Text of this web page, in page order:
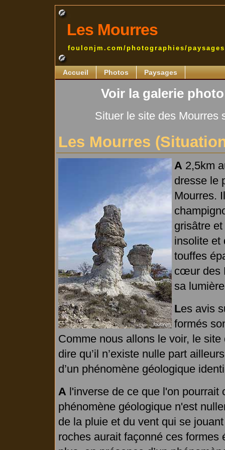
Les Mourres
foulonjm.com/photographies/paysages
Accueil Photos Paysages
Voir la galerie
Situer le site des Mourres
Les Mourres
A 2,5km
dresse le
Mourres.
grisâtre
insolite et
touffes
cœur des
sa
Les avis
formés
Comme nous allons le voir, le
dire qu’il n’existe nulle part
d’un phénomène géologique
A l'inverse de ce que l'on
phénomène géologique n'est
de la pluie et du vent qui se
roches aurait façonné ces